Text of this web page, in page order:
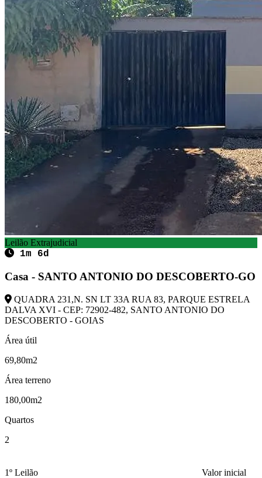
Leilão Extrajudicial
1m 6d
Casa - SANTO ANTONIO DO DESCOBERTO-GO
QUADRA 231,N. SN LT 33A RUA 83, PARQUE ESTRELA
DALVA XVI - CEP: 72902-482, SANTO ANTONIO DO
DESCOBERTO - GOIAS
Área útil
69,80m2
Área terreno
180,00m2
Quartos
2
1º Leilão
Valor inicial